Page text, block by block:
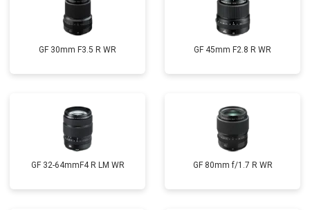
GF 30mm F3.5 R WR GF 45mm F2.8 R WR
GF 32-64mmF4 R LM WR GF 80mm f/1.7 R WR